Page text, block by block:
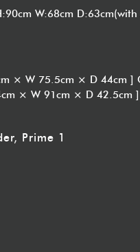
W:68cm D:63cm(with
× W 75.5cm × D 44cm ]
× W 91cm × D 42.5cm ]
, Prime 1